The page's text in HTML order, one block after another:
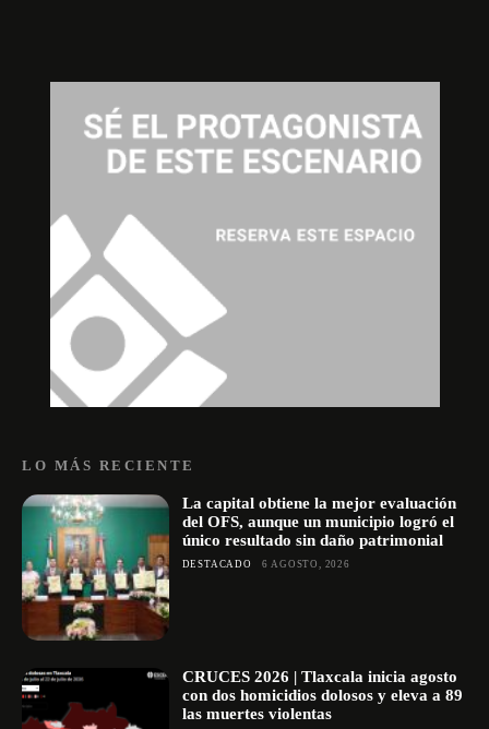
LO MÁS RECIENTE
La capital obtiene la mejor evaluación
del OFS, aunque un municipio logró el
único resultado sin daño patrimonial
DESTACADO 6 AGOSTO, 2026
CRUCES 2026 | Tlaxcala inicia agosto
con dos homicidios dolosos y eleva a 89
las muertes violentas